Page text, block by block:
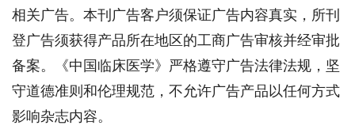
相关广告。本刊广告客户须保证广告内容真实，所刊
登广告须获得产品所在地区的工商广告审核并经审批
备案。《中国临床医学》严格遵守广告法律法规，坚
守道德准则和伦理规范，不允许广告产品以任何方式
影响杂志内容。